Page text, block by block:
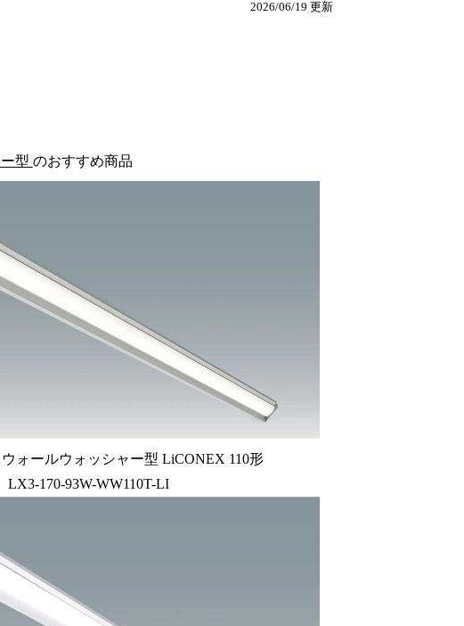
2026/06/19 更新
型 のおすすめ商品
ォールウォッシャー型 LiCONEX 110形
LX3-170-93W-WW110T-LI